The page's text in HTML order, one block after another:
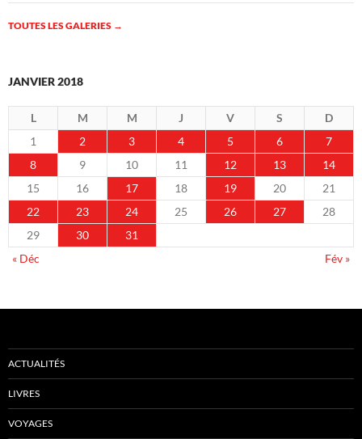
TOUTES LES GALERIES →
JANVIER 2018
L M M J V S
D
1
2 3 4 5 6
7
8
9 10 11 12 13
14
15
16 17 18 19 20
21
22
23 24 25 26 27
28
29
30
31
« Déc
Fév »
ACTUALITÉS
LIVRES
VOYAGES